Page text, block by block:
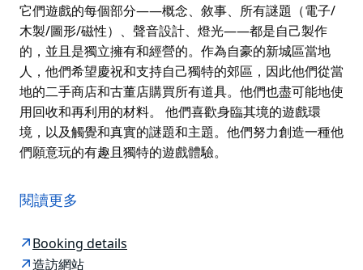
它們遊戲的每個部分——概念、敘事、所有謎題（電子/
木製/圖形/磁性）、聲音設計、燈光——都是自己製作
的，並且是獨立擁有和經營的。作為自豪的新城區當地
人，他們希望慶祝和支持自己獨特的郊區，因此他們從當
地的二手商店和古董店購買所有道具。他們也盡可能地使
用回收和再利用的材料。 他們喜歡身臨其境的遊戲環
境，以及觸覺和真實的謎題和主題。他們努力創造一種他
們願意玩的有趣且獨特的遊戲體驗。
司，他們創作了自己的所有敘事、圖形、手工道具和客製
化拼圖。
它們位於新鎮和聖彼得斯，其獨特之處在於，它們遊戲的
每個部分——概念、敘事、所有謎題（電子/木製/圖形/
閱讀更多
Booking details
造訪網站